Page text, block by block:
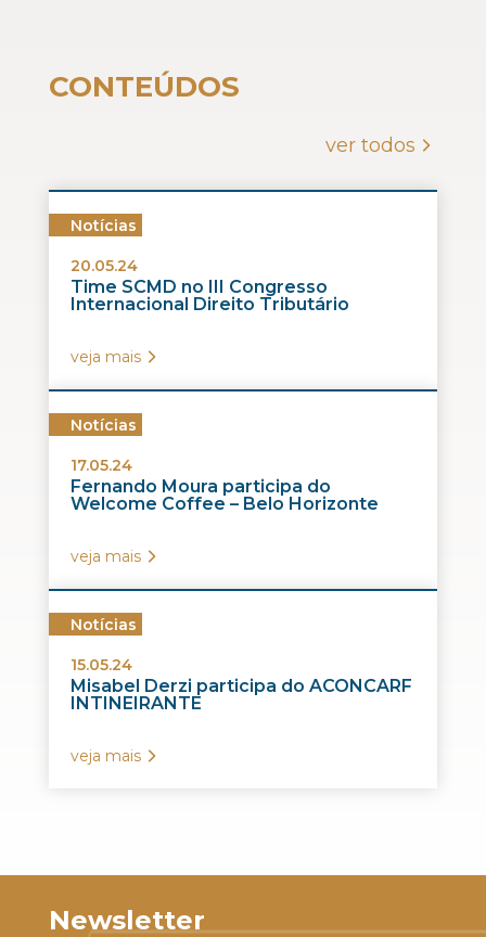
CONTEÚDOS
ver todos
Notícias
20.05.24
Time SCMD no III Congresso
Internacional Direito Tributário
veja mais
Notícias
17.05.24
Fernando Moura participa do
Welcome Coffee – Belo Horizonte
veja mais
Notícias
15.05.24
Misabel Derzi participa do ACONCARF
INTINEIRANTE
veja mais
Newsletter